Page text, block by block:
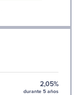
2,05%
durante 5 años